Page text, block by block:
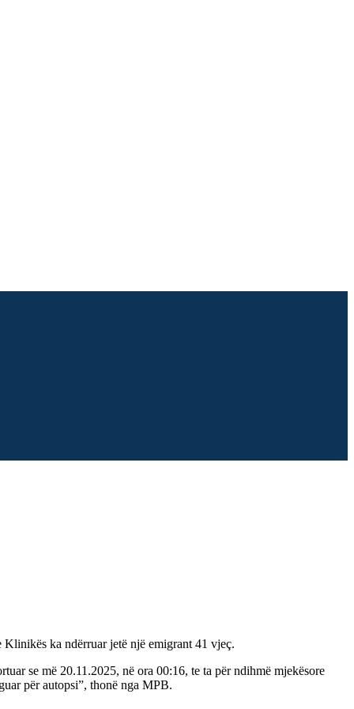
Klinikës ka ndërruar jetë një emigrant 41 vjeç.
se më 20.11.2025, në ora 00:16, te ta për ndihmë mjekësore
për autopsi”, thonë nga MPB.